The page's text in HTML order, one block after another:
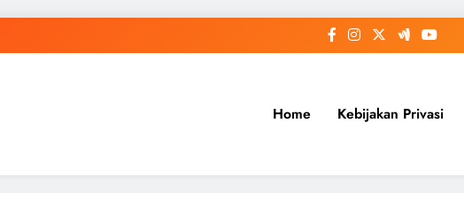
Home Kebijakan Privasi